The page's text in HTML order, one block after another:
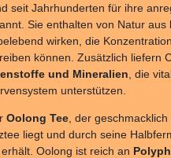
seit Jahrhunderten für ihre
Sie enthalten von Natur aus
belebend wirken, die
können. Zusätzlich liefern
und Mineralien , die
unterstützen.
Oolong Tee , der
liegt und durch seine
Oolong ist reich an